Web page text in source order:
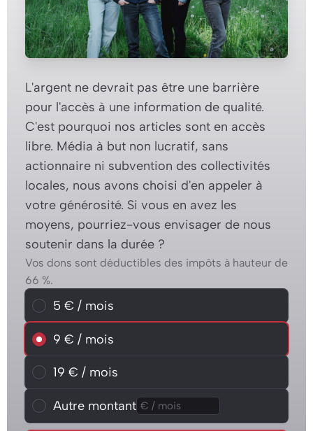
L'argent ne devrait pas être une barrière
pour l'accès à une information de qualité.
C'est pourquoi nos articles sont en accès
libre. Média à but non lucratif, sans
actionnaire ni subvention des collectivités
locales, nous avons choisi d'en appeler à
votre générosité. Si vous en avez les
moyens, pourriez-vous envisager de nous
soutenir dans la durée ?
Vos dons sont déductibles des impôts à hauteur de
66 %.
Choisissez un montant mensuel
5 € / mois
5 € / mois
9 € / mois
9 € / mois
19 € / mois
19 € / mois
Autre montant
Autre montant